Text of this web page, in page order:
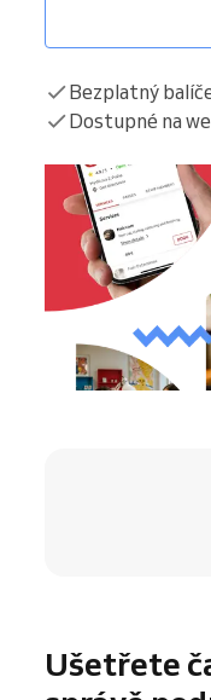
Bezplatný
Dostupné na
Ušetřete